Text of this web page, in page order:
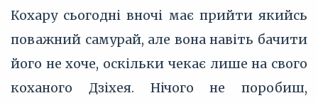
Кохару сьогодні вночі має прийти якийсь
поважний самурай, але вона навіть бачити
його не хоче, оскільки чекає лише на свого
коханого Дзіхея. Нічого не поробиш,